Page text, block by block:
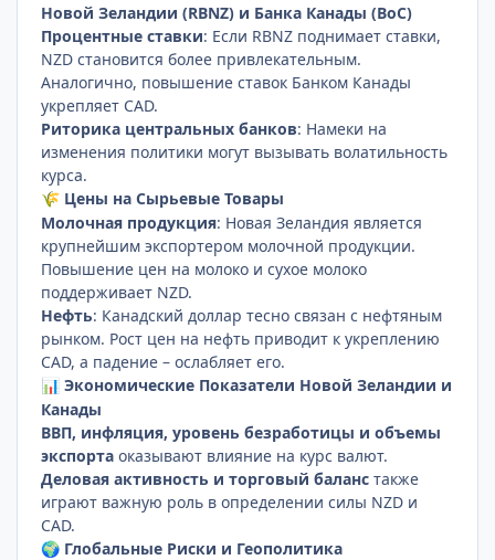
Новой Зеландии (RBNZ) и Банка Канады (BoC)
Процентные ставки: Если RBNZ поднимает ставки,
NZD становится более привлекательным.
Аналогично, повышение ставок Банком Канады
укрепляет CAD.
Риторика центральных банков: Намеки на
изменения политики могут вызывать волатильность
курса.
🌾 Цены на Сырьевые Товары
Молочная продукция: Новая Зеландия является
крупнейшим экспортером молочной продукции.
Повышение цен на молоко и сухое молоко
поддерживает NZD.
Нефть: Канадский доллар тесно связан с нефтяным
рынком. Рост цен на нефть приводит к укреплению
CAD, а падение – ослабляет его.
📊 Экономические Показатели Новой Зеландии и
Канады
ВВП, инфляция, уровень безработицы и объемы
экспорта оказывают влияние на курс валют.
Деловая активность и торговый баланс также
играют важную роль в определении силы NZD и
CAD.
🌍 Глобальные Риски и Геополитика